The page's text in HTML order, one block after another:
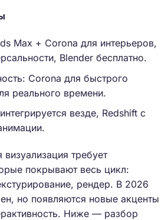
Max + Corona для интерьеров,
Blender бесплатно.
Corona для быстрого
реального времени.
везде, Redshift с
требует
покрывают весь цикл:
рендер. В 2026
но появляются новые акценты
Ниже — разбор